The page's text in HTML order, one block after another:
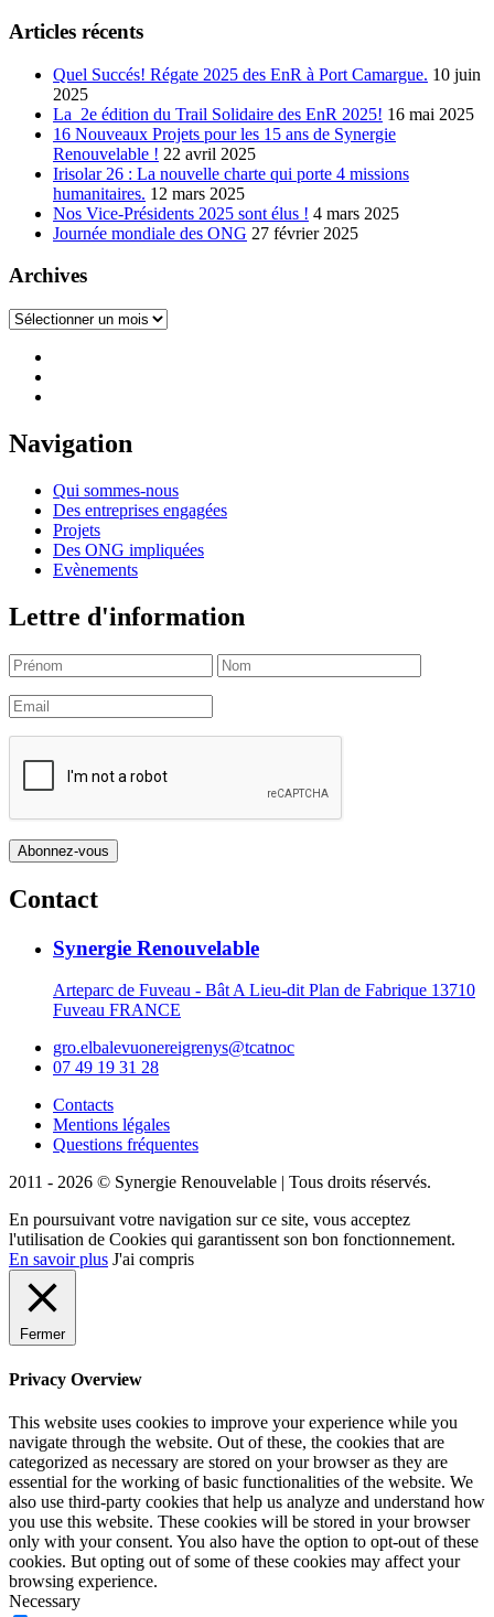
Articles récents
Quel Succés! Régate 2025 des EnR à Port Camargue. 10 juin
2025
La 2e édition du Trail Solidaire des EnR 2025! 16 mai 2025
16 Nouveaux Projets pour les 15 ans de Synergie
Renouvelable ! 22 avril 2025
Irisolar 26 : La nouvelle charte qui porte 4 missions
humanitaires. 12 mars 2025
Nos Vice-Présidents 2025 sont élus ! 4 mars 2025
Journée mondiale des ONG 27 février 2025
Archives
Archives
Navigation
Qui sommes-nous
Des entreprises engagées
Projets
Des ONG impliquées
Evènements
Lettre d'information
Contact
Synergie Renouvelable
Arteparc de Fuveau - Bât A Lieu-dit Plan de Fabrique 13710
Fuveau FRANCE
gro.elbalevuonereigrenys@tcatnoc
07 49 19 31 28
Contacts
Mentions légales
Questions fréquentes
2011 - 2026 © Synergie Renouvelable | Tous droits réservés.
En poursuivant votre navigation sur ce site, vous acceptez
l'utilisation de Cookies qui garantissent son bon fonctionnement.
En savoir plus J'ai compris
Fermer
Privacy Overview
This website uses cookies to improve your experience while you
navigate through the website. Out of these, the cookies that are
categorized as necessary are stored on your browser as they are
essential for the working of basic functionalities of the website. We
also use third-party cookies that help us analyze and understand how
you use this website. These cookies will be stored in your browser
only with your consent. You also have the option to opt-out of these
cookies. But opting out of some of these cookies may affect your
browsing experience.
Necessary